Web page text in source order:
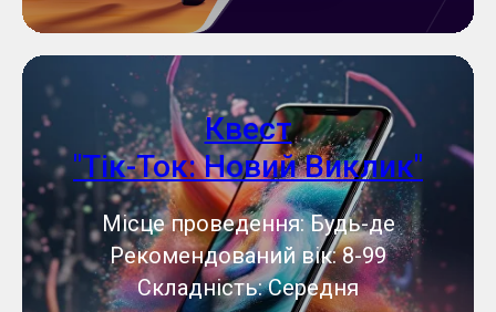
Квест
"Тік-Ток: Новий Виклик"
Місце проведення: Будь-де
Рекомендований вік: 8-99
Складність: Середня